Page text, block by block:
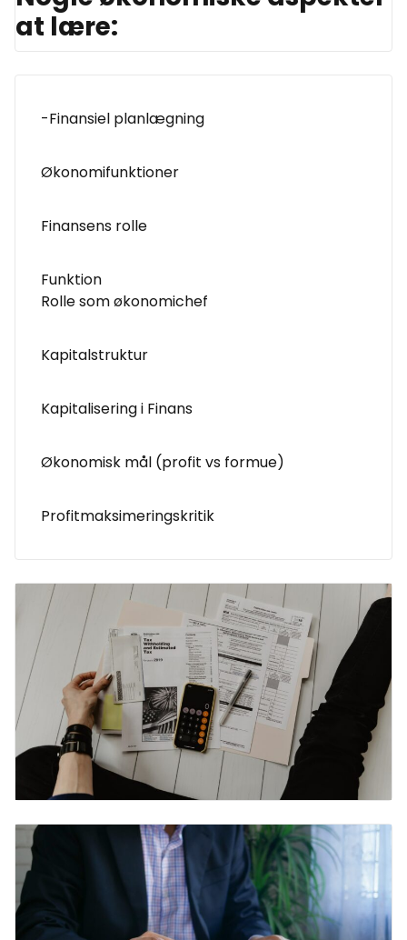
at lære:
-Finansiel planlægning
Økonomifunktioner
Finansens rolle
Funktion
Rolle som økonomichef
Kapitalstruktur
Kapitalisering i Finans
Økonomisk mål (profit vs formue)
Profitmaksimeringskritik